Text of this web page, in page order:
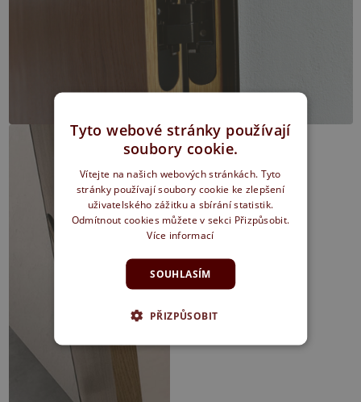
Tyto webové stránky používají
soubory cookie.
Vítejte na našich webových stránkách. Tyto
stránky používají soubory cookie ke zlepšení
uživatelského zážitku a sbírání statistik.
Odmítnout cookies můžete v sekci Přizpůsobit.
Více informací
SOUHLASÍM
PŘIZPŮSOBIT